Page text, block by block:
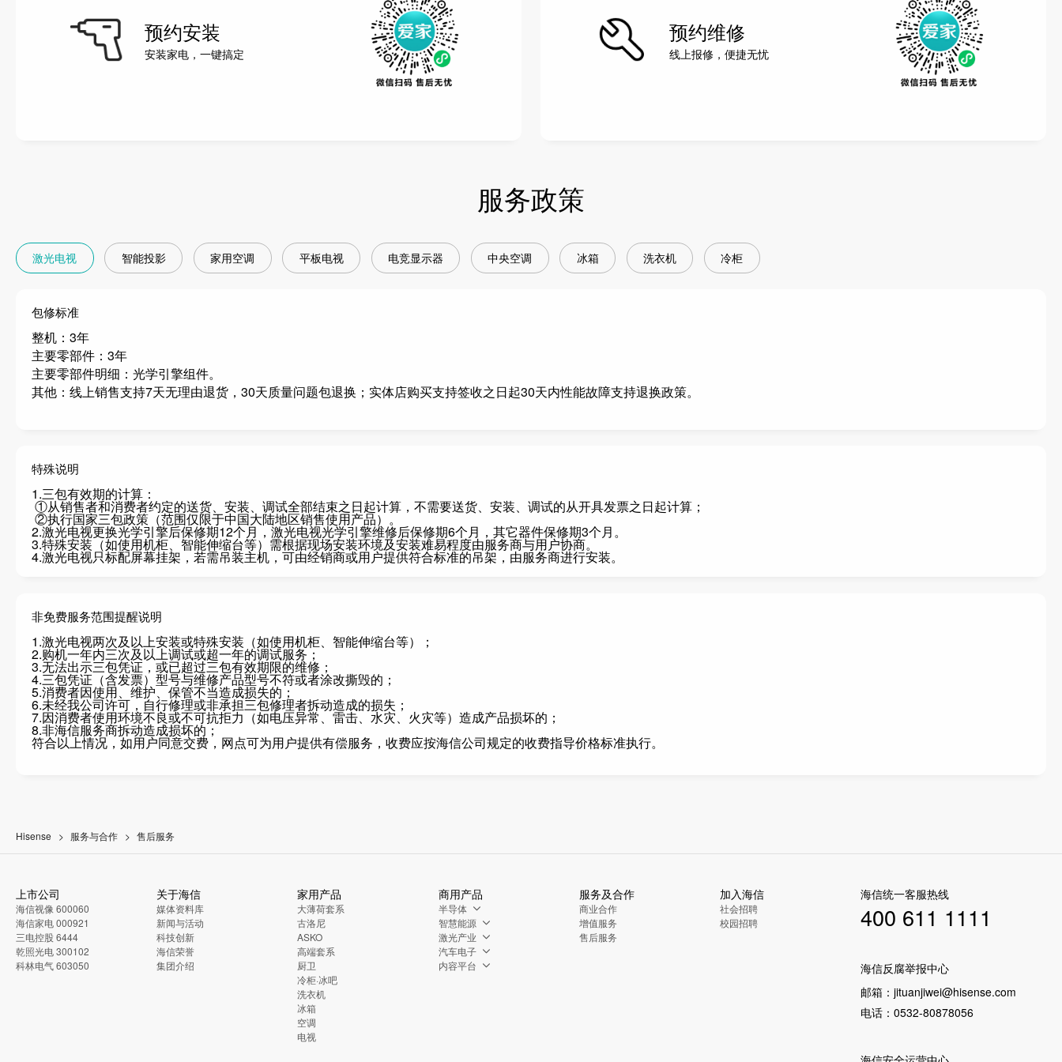
预约安装
安装家电，一键搞定
预约维修
线上报修，便捷无忧
服务政策
激光电视 智能投影 家用空调 平板电视 电竞显示器 中央空调 冰箱 洗衣机 冷柜
包修标准
整机：3年
主要零部件：3年
主要零部件明细：光学引擎组件。
其他：线上销售支持7天无理由退货，30天质量问题包退换；实体店购买支持签收之日起30天内性能故障支持退换政策。
特殊说明
1.三包有效期的计算：
①从销售者和消费者约定的送货、安装、调试全部结束之日起计算，不需要送货、安装、调试的从开具发票之日起计算；
②执行国家三包政策（范围仅限于中国大陆地区销售使用产品）。
2.激光电视更换光学引擎后保修期12个月，激光电视光学引擎维修后保修期6个月，其它器件保修期3个月。
3.特殊安装（如使用机柜、智能伸缩台等）需根据现场安装环境及安装难易程度由服务商与用户协商。
4.激光电视只标配屏幕挂架，若需吊装主机，可由经销商或用户提供符合标准的吊架，由服务商进行安装。
非免费服务范围提醒说明
1.激光电视两次及以上安装或特殊安装（如使用机柜、智能伸缩台等）；
2.购机一年内三次及以上调试或超一年的调试服务；
3.无法出示三包凭证，或已超过三包有效期限的维修；
4.三包凭证（含发票）型号与维修产品型号不符或者涂改撕毁的；
5.消费者因使用、维护、保管不当造成损失的；
6.未经我公司许可，自行修理或非承担三包修理者拆动造成的损失；
7.因消费者使用环境不良或不可抗拒力（如电压异常、雷击、水灾、火灾等）造成产品损坏的；
8.非海信服务商拆动造成损坏的；
符合以上情况，如用户同意交费，网点可为用户提供有偿服务，收费应按海信公司规定的收费指导价格标准执行。
Hisense 服务与合作 售后服务
上市公司
海信视像 600060
海信家电 000921
三电控股 6444
乾照光电 300102
科林电气 603050
关于海信
媒体资料库
新闻与活动
科技创新
海信荣誉
集团介绍
家用产品
大薄荷套系
古洛尼
ASKO
高端套系
厨卫
冷柜·冰吧
洗衣机
冰箱
空调
电视
商用产品
半导体
智慧能源
激光产业
汽车电子
内容平台
服务及合作
商业合作
增值服务
售后服务
加入海信
社会招聘
校园招聘
海信统一客服热线
400 611 1111
海信反腐举报中心
邮箱：jituanjiwei@hisense.com
电话：0532-80878056